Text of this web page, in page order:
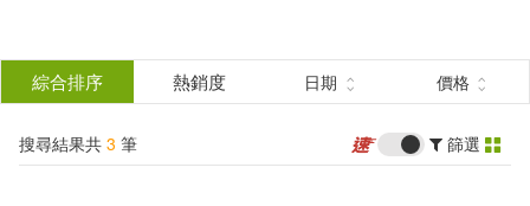
結
分類 (單選)
所有商品(3) 圖書(2)
綜合排序 熱銷度 日期 價格
搜尋結果共 3 筆 篩選